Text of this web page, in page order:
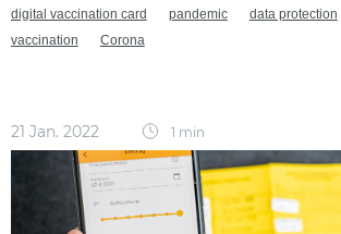
digital vaccination card pandemic data protection
vaccination
Corona
21 Jan. 2022 1 min